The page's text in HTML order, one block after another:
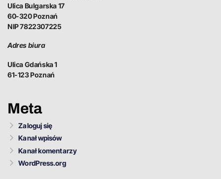
Ulica Bulgarska 17
60-320 Poznań
NIP 7822307225
Adres biura
Ulica Gdańska 1
61-123 Poznań
Meta
Zaloguj się
Kanał wpisów
Kanał komentarzy
WordPress.org